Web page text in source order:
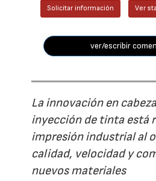
Solicitar información Ver
ver/escribir
La innovación en
inyección de tinta está
impresión industrial al
calidad, velocidad y
nuevos materiales